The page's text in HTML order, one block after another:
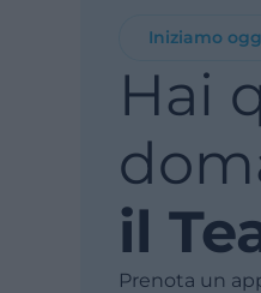
Iniziamo
Hai
il
Prenota un